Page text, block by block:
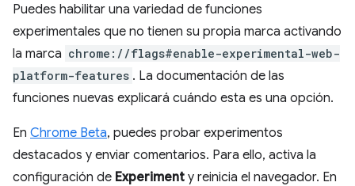
Puedes habilitar una variedad de funciones
experimentales que no tienen su propia marca activando
la marca chrome://flags#enable-experimental-web-
platform-features . La documentación de las
funciones nuevas explicará cuándo esta es una opción.
En Chrome Beta, puedes probar experimentos
destacados y enviar comentarios. Para ello, activa la
configuración de Experiment y reinicia el navegador. En